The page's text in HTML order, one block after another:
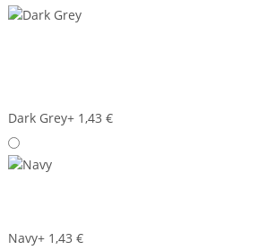
Dark Grey+ 1,43 €
Navy+ 1,43 €